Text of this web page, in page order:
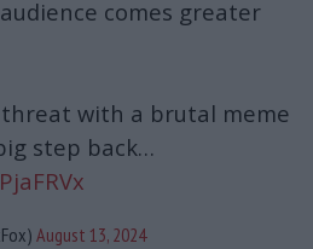
comes greater
with a brutal meme
step back…
August 13, 2024